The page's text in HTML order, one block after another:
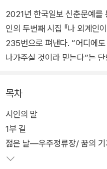
2021년 한국일보 신춘문예를
인의 두번째 시집 『나 외계인
235번으로 펴낸다. “어디에
나가주실 것이라 믿는다”는
평을 받으며 자음과모음
름답고 불온하고 이상한 ‘성
칙하게 세상을 날것 그대로 노
는 명명과 함께 2022·2024
올리며 고유하고도 믿음직한
냈다.
목차
시인의 말
1부 길
젊은 날―우주정류장/ 꿈의 기